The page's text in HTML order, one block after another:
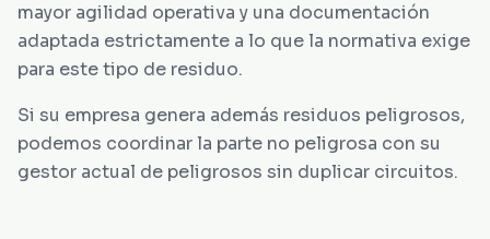
mayor agilidad operativa y una documentación
adaptada estrictamente a lo que la normativa exige
para este tipo de residuo.
Si su empresa genera además residuos peligrosos,
podemos coordinar la parte no peligrosa con su
gestor actual de peligrosos sin duplicar circuitos.